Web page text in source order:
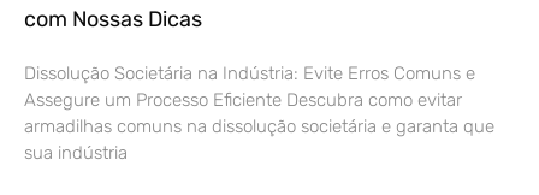
com Nossas Dicas
Dissolução Societária na Indústria: Evite Erros Comuns e
Assegure um Processo Eficiente Descubra como evitar
armadilhas comuns na dissolução societária e garanta que
sua indústria